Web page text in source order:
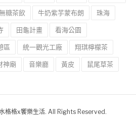
糖茶飲 牛奶紫芋蒙布朗 珠海
田龜計畫 看海公園
區 統一觀光工廠 翔琪檸檬茶
神廟 音樂廳 黃皮 鼠尾草茶
格格x饗樂生活. All Rights Reserved.